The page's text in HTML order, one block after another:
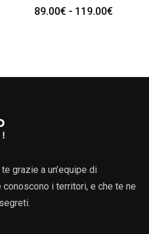
89.00€ - 119.00€
a
grazie a un’equipe di
i territori, e che te ne